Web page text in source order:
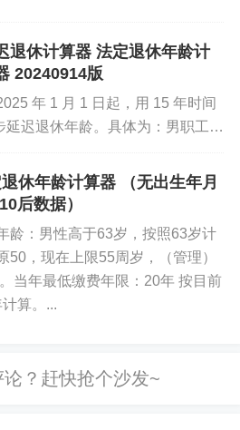
= None
= None
= None
tk.StringVar()
tk.StringVar()
= []
微软雅黑", 12)
= tk.Entry(root,
退休计算器 法定退休年龄计
20240914版
年 1 月 1 日起，用 15 年时间
延迟退休年龄。具体为：男职工法
休年龄为 55 周岁的女职工延迟至
岁；原法定退休年龄为 50...
休年龄计算器 （无出生年月
后数据）
龄：男性高于63岁，按照63岁计
50，现在上限55周岁，（管理）
当年最低缴费年限：20年 按目前
算。...